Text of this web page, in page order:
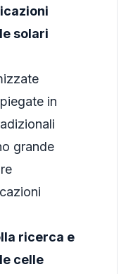
solari
in
grande
ricerca e
celle